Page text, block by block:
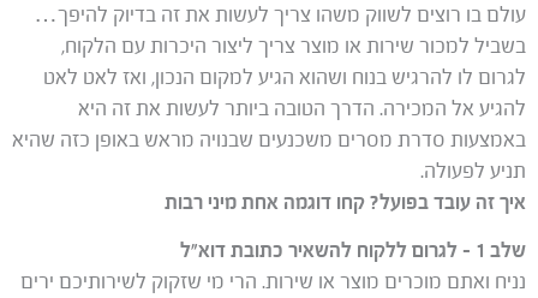
עולם בו רוצים לשווק משהו צריך לעשות את זה בדיוק להיפך…
בשביל למכור שירות או מוצר צריך ליצור היכרות עם הלקוח,
לגרום לו להרגיש בנוח ושהוא הגיע למקום הנכון, ואז לאט לאט
להגיע אל המכירה. הדרך הטובה ביותר לעשות את זה היא
באמצעות סדרת מסרים משכנעים שבנויה מראש באופן כזה שהיא
תניע לפעולה.
איך זה עובד בפועל? קחו דוגמה אחת מיני רבות
שלב 1 – לגרום ללקוח להשאיר כתובת דוא”ל
נניח ואתם מוכרים מוצר או שירות. הרי מי שזקוק לשירותיכם ירים